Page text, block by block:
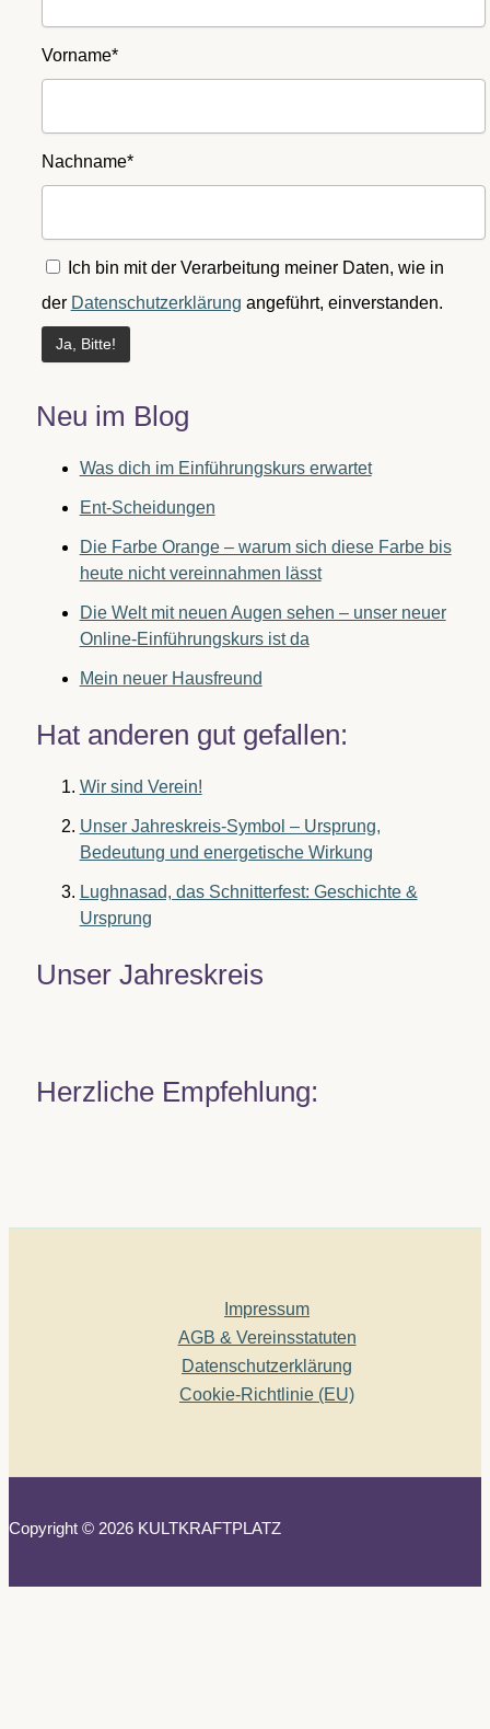
Vorname*
Nachname*
Ich bin mit der Verarbeitung meiner Daten, wie in
der Datenschutzerklärung angeführt, einverstanden.
Neu im Blog
Was dich im Einführungskurs erwartet
Ent-Scheidungen
Die Farbe Orange – warum sich diese Farbe bis
heute nicht vereinnahmen lässt
Die Welt mit neuen Augen sehen – unser neuer
Online-Einführungskurs ist da
Mein neuer Hausfreund
Hat anderen gut gefallen:
Wir sind Verein!
Unser Jahreskreis-Symbol – Ursprung,
Bedeutung und energetische Wirkung
Lughnasad, das Schnitterfest: Geschichte &
Ursprung
Unser Jahreskreis
Herzliche Empfehlung:
Impressum
AGB & Vereinsstatuten
Datenschutzerklärung
Cookie-Richtlinie (EU)
Copyright © 2026 KULTKRAFTPLATZ